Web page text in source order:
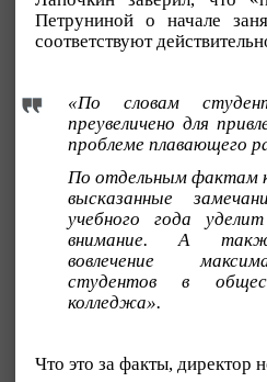
Петруниной о начале
соответствуют
«По словам
преувеличено для
проблеме плавающего
По отдельным фактам
высказанные
учебного года
внимание. А
вовлечение
студентов в
колледжа».
Что это за факты, директор